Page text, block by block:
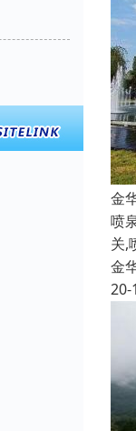
金
喷
关,
金
20-